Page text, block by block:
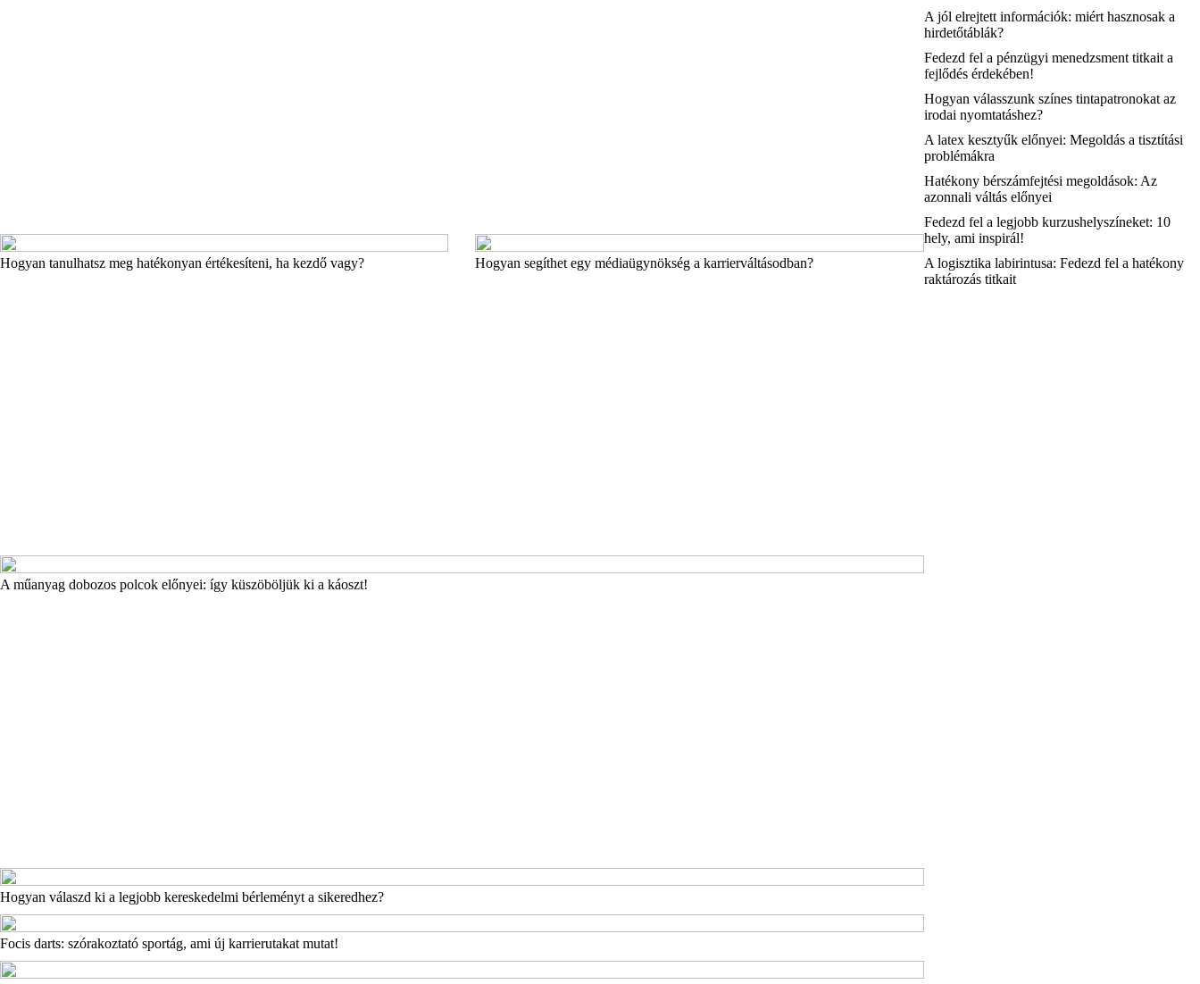
Hogyan tanulhatsz meg hatékonyan értékesíteni, ha kezdő vagy? Hogyan segíthet egy médiaügynökség a karrierváltásodban?
A műanyag dobozos polcok előnyei: így küszöböljük ki a káoszt!
Hogyan válaszd ki a legjobb kereskedelmi bérleményt a sikeredhez?
Focis darts: szórakoztató sportág, ami új karrierutakat mutat!
A jól elrejtett információk: miért hasznosak a
hirdetőtáblák?
Fedezd fel a pénzügyi menedzsment titkait a
fejlődés érdekében!
Hogyan válasszunk színes tintapatronokat az
irodai nyomtatáshez?
A latex kesztyűk előnyei: Megoldás a tisztítási
problémákra
Hatékony bérszámfejtési megoldások: Az
azonnali váltás előnyei
Fedezd fel a legjobb kurzushelyszíneket: 10
hely, ami inspirál!
A logisztika labirintusa: Fedezd fel a hatékony
raktározás titkait